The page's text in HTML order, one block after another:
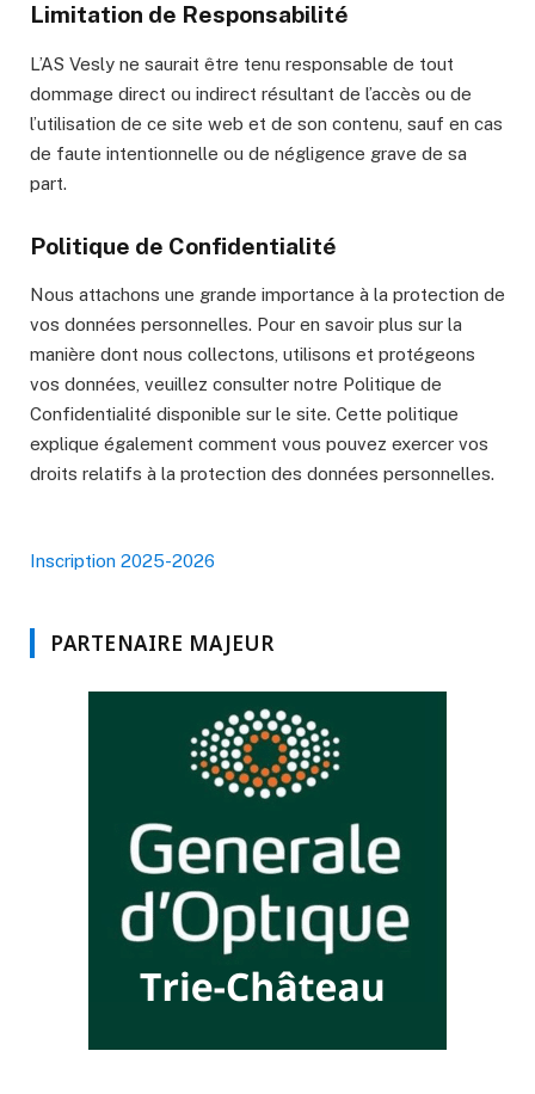
Limitation de Responsabilité
L’AS Vesly ne saurait être tenu responsable de tout
dommage direct ou indirect résultant de l’accès ou de
l’utilisation de ce site web et de son contenu, sauf en cas
de faute intentionnelle ou de négligence grave de sa
part.
Politique de Confidentialité
Nous attachons une grande importance à la protection de
vos données personnelles. Pour en savoir plus sur la
manière dont nous collectons, utilisons et protégeons
vos données, veuillez consulter notre Politique de
Confidentialité disponible sur le site. Cette politique
explique également comment vous pouvez exercer vos
droits relatifs à la protection des données personnelles.
Inscription 2025-2026
PARTENAIRE MAJEUR